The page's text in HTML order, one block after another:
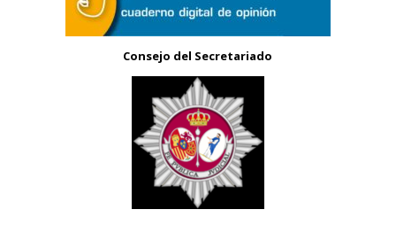
Consejo del Secretariado